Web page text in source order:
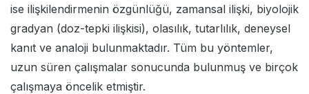
ise ilişkilendirmenin özgünlüğü, zamansal ilişki, biyolojik
gradyan (doz-tepki ilişkisi), olasılık, tutarlılık, deneysel
kanıt ve analoji bulunmaktadır. Tüm bu yöntemler,
uzun süren çalışmalar sonucunda bulunmuş ve birçok
çalışmaya öncelik etmiştir.